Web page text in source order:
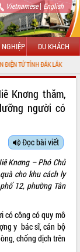
Vietnamese| English
NGHIỆP DU KHÁCH
LẮK
Knơng thăm,
người có
Đọc bài viết
Knơng – Phó Chủ
cho khu cách ly
12, phường Tân
có công có quy mô
y bác sĩ, cán bộ
chống dịch trên